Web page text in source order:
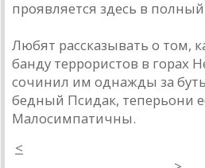
проявляется здесь в полный
Любят рассказывать о том,
банду террористов в горах
сочинил им однажды за
бедный Псидак, теперьони
Малосимпатичны.
<